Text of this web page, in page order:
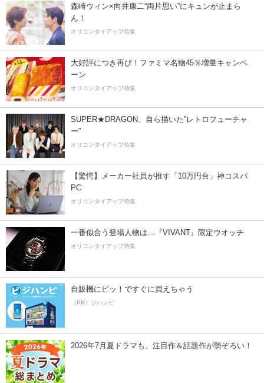
森崎ウィン×向井康二“両片思い”にキュンが止まら
ん！
オリコンタイアップ特集
大好評につき再び！ファミマ名物45％増量キャンペ
ーン
オリコンタイアップ特集
SUPER★DRAGON、自ら描いた”レトロフューチャ
ー”
オリコンタイアップ特集
【驚愕】メーカー社員が推す「10万円台」神コスパ
PC
オリコンタイアップ特集
一番似合う登場人物は…『VIVANT』限定ウオッチ
オリコンタイアップ特集
自販機にピッ！ですぐに買えちゃう
（PR）ジハンピ
2026年7月夏ドラマも、注目作＆話題作が勢ぞろい！